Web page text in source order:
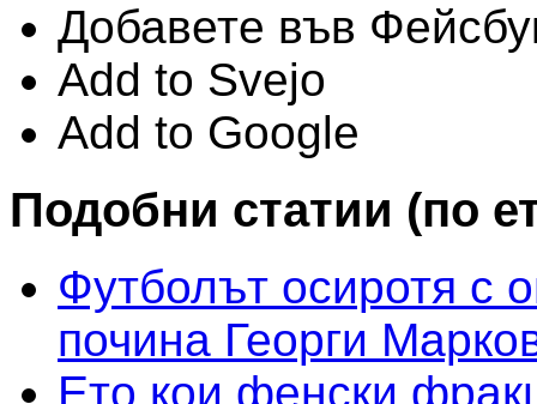
Добавете във
Add to Svejo
Add to Google
Подобни статии (по
Футболът осиротя с
почина Георги
Ето кои фенски